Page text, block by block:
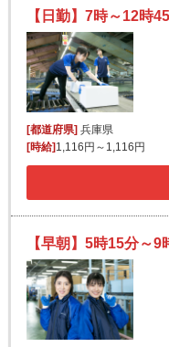
[都道府県] 兵庫県
[時給] 1,116円～1,116円